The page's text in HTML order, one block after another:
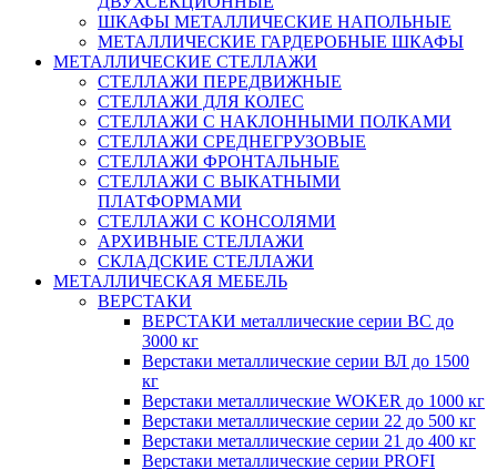
ШКАФЫ МЕТАЛЛИЧЕСКИЕ НАПОЛЬНЫЕ
МЕТАЛЛИЧЕСКИЕ ГАРДЕРОБНЫЕ ШКАФЫ
МЕТАЛЛИЧЕСКИЕ СТЕЛЛАЖИ
СТЕЛЛАЖИ ПЕРЕДВИЖНЫЕ
СТЕЛЛАЖИ ДЛЯ КОЛЕС
СТЕЛЛАЖИ С НАКЛОННЫМИ ПОЛКАМИ
СТЕЛЛАЖИ СРЕДНЕГРУЗОВЫЕ
СТЕЛЛАЖИ ФРОНТАЛЬНЫЕ
СТЕЛЛАЖИ С ВЫКАТНЫМИ
ПЛАТФОРМАМИ
СТЕЛЛАЖИ С КОНСОЛЯМИ
АРХИВНЫЕ СТЕЛЛАЖИ
СКЛАДСКИЕ СТЕЛЛАЖИ
МЕТАЛЛИЧЕСКАЯ МЕБЕЛЬ
ВЕРСТАКИ
ВЕРСТАКИ металлические серии ВС до
3000 кг
Верстаки металлические серии ВЛ до 1500
кг
Верстаки металлические WOKER до 1000 кг
Верстаки металлические серии 22 до 500 кг
Верстаки металлические серии 21 до 400 кг
Верстаки металлические серии PROFI